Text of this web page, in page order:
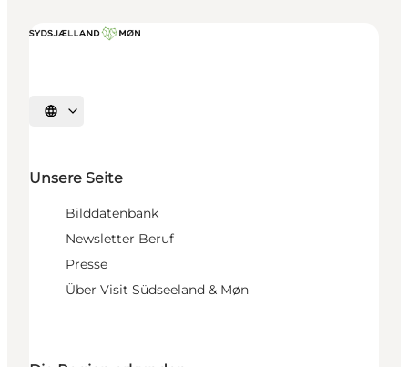
Sprache auswählen
Unsere Seite
Bilddatenbank
Newsletter Beruf
Presse
Über Visit Südseeland & Møn